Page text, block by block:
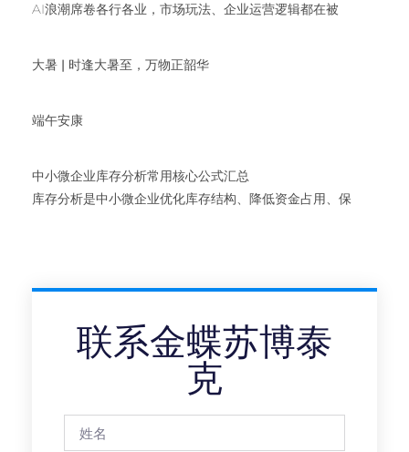
AI浪潮席卷各行各业，市场玩法、企业运营逻辑都在被
大暑 | 时逢大暑至，万物正韶华
端午安康
中小微企业库存分析常用核心公式汇总
库存分析是中小微企业优化库存结构、降低资金占用、保
联系金蝶苏博泰
克